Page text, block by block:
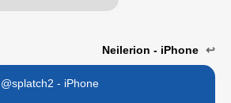
Neilerion - iPhone ↩
@splatch2 - iPhone